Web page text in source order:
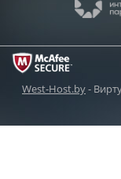
West-Host.by-